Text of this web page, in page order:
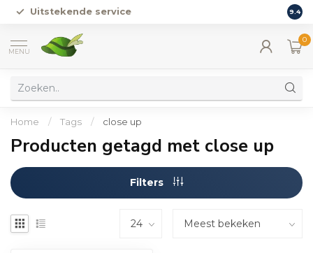
Uitstekende service 9.4
MENU
0
Home / Tags / close up
Producten getagd met close up
Filters